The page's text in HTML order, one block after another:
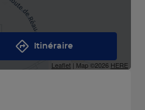
Leaflet | Map ©2026 HERE
Itinéraire